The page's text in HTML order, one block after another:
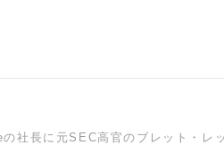
社長に元SEC高官のブレット・レ